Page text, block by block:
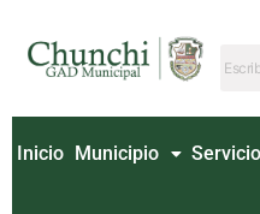
contenido
Inicio Municipio
por: